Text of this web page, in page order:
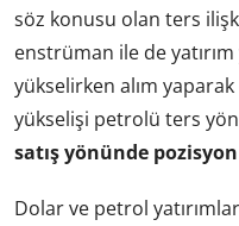
söz konusu olan ters
enstrüman ile de
yükselirken alım
yükselişi petrolü ters
satış yönünde
Dolar ve petrol